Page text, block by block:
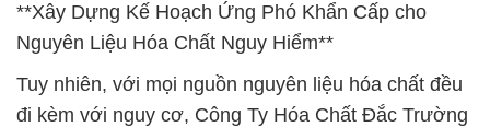
**Xây Dựng Kế Hoạch Ứng Phó Khẩn Cấp cho
Nguyên Liệu Hóa Chất Nguy Hiểm**
Tuy nhiên, với mọi nguồn nguyên liệu hóa chất đều
đi kèm với nguy cơ, Công Ty Hóa Chất Đắc Trường